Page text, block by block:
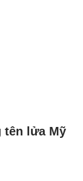
tên lửa Mỹ